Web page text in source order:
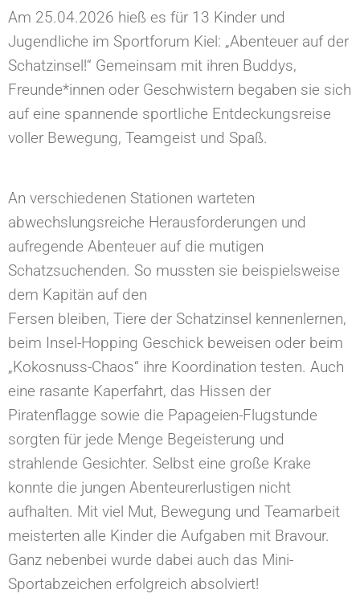
Am 25.04.2026 hieß es für 13 Kinder und
Jugendliche im Sportforum Kiel: „Abenteuer auf der
Schatzinsel!“ Gemeinsam mit ihren Buddys,
Freunde*innen oder Geschwistern begaben sie sich
auf eine spannende sportliche Entdeckungsreise
voller Bewegung, Teamgeist und Spaß.
An verschiedenen Stationen warteten
abwechslungsreiche Herausforderungen und
aufregende Abenteuer auf die mutigen
Schatzsuchenden. So mussten sie beispielsweise
dem Kapitän auf den
Fersen bleiben, Tiere der Schatzinsel kennenlernen,
beim Insel-Hopping Geschick beweisen oder beim
„Kokosnuss-Chaos“ ihre Koordination testen. Auch
eine rasante Kaperfahrt, das Hissen der
Piratenflagge sowie die Papageien-Flugstunde
sorgten für jede Menge Begeisterung und
strahlende Gesichter. Selbst eine große Krake
konnte die jungen Abenteurerlustigen nicht
aufhalten. Mit viel Mut, Bewegung und Teamarbeit
meisterten alle Kinder die Aufgaben mit Bravour.
Ganz nebenbei wurde dabei auch das Mini-
Sportabzeichen erfolgreich absolviert!